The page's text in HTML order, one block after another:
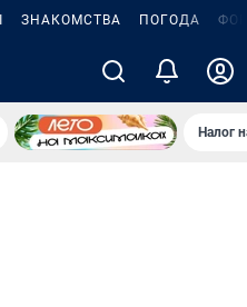
ЗНАКОМСТВА ПОГОДА
Налог